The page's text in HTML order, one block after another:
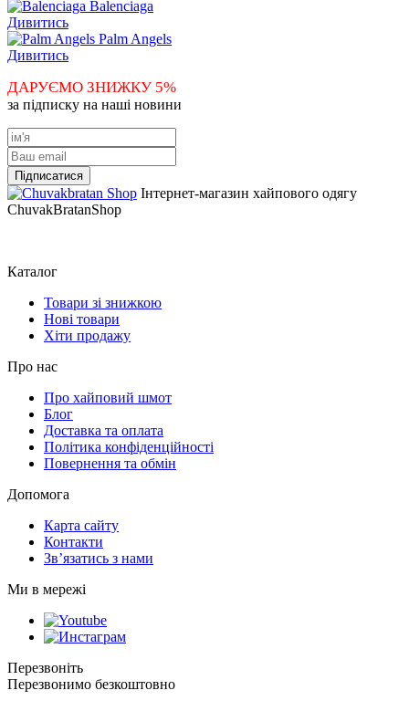
Balenciaga
Дивитись
Palm Angels
Дивитись
ДАРУЄМО ЗНИЖКУ 5%
за підписку на наші новини
Інтернет-магазин хайпового одягу
ChuvakBratanShop
Каталог
Товари зі знижкою
Нові товари
Хіти продажу
Про нас
Про хайповий шмот
Блог
Доставка та оплата
Політика конфіденційності
Повернення та обмін
Допомога
Карта сайту
Контакти
Зв’язатись з нами
Ми в мережі
Перезвоніть
Перезвонимо безкоштовно